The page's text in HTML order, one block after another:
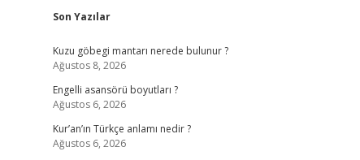
Sidebar
Son Yazılar
Kuzu göbegi mantarı nerede bulunur ?
Ağustos 8, 2026
Engelli asansörü boyutları ?
Ağustos 6, 2026
Kur’an’ın Türkçe anlamı nedir ?
Ağustos 6, 2026